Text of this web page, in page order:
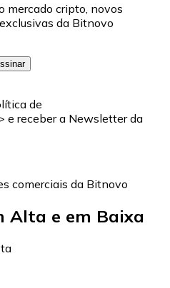
mercado cripto, novos
da Bitnovo
de
e receber a Newsletter da
comerciais da Bitnovo
Alta e em Baixa